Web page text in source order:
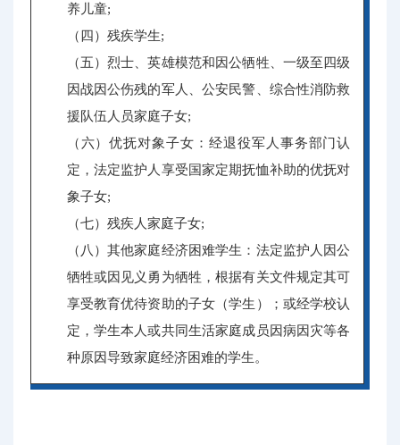
养儿童;
（四）残疾学生;
（五）烈士、英雄模范和因公牺牲、一级至四级
因战因公伤残的军人、公安民警、综合性消防救
援队伍人员家庭子女;
（六）优抚对象子女：经退役军人事务部门认
定，法定监护人享受国家定期抚恤补助的优抚对
象子女;
（七）残疾人家庭子女;
（八）其他家庭经济困难学生：法定监护人因公
牺牲或因见义勇为牺牲，根据有关文件规定其可
享受教育优待资助的子女（学生）；或经学校认
定，学生本人或共同生活家庭成员因病因灾等各
种原因导致家庭经济困难的学生。